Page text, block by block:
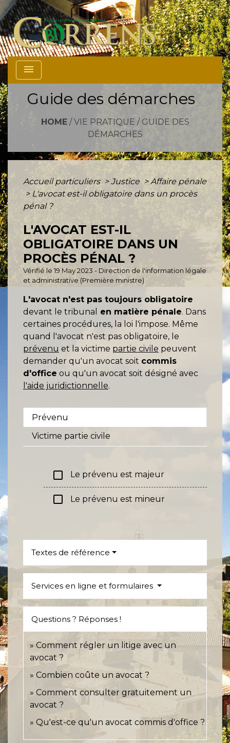
menu
Guide des démarches
HOME/ VIE PRATIQUE / GUIDE DES
DÉMARCHES
Accueil particuliers > Justice > Affaire pénale
> L'avocat est-il obligatoire dans un procès
pénal ?
L'AVOCAT EST-IL
OBLIGATOIRE DANS UN
PROCÈS PÉNAL ?
Vérifié le 19 May 2023 - Direction de l'information légale
et administrative (Première ministre)
L'avocat n'est pas toujours obligatoire
devant le tribunal
en matière pénale. Dans
certaines procédures, la loi l'impose. Même
quand l'avocat n'est pas obligatoire, le
prévenu et la victime partie civile peuvent
demander qu'un avocat soit commis
d'office ou qu'un avocat soit désigné avec
l'aide juridictionnelle.
Prévenu
Victime partie civile
check_box_outline_blank Le prévenu est majeur
check_box_outline_blank Le prévenu est mineur
Textes de référence
Services en ligne et formulaires
Questions ? Réponses !
Comment régler un litige avec un
avocat ?
Combien coûte un avocat ?
Comment consulter gratuitement un
avocat ?
Qu'est-ce qu'un avocat commis d'office ?